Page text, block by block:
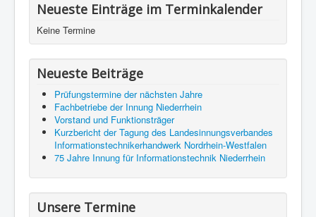
Neueste Einträge im Terminkalender
Keine Termine
Neueste Beiträge
Prüfungstermine der nächsten Jahre
Fachbetriebe der Innung Niederrhein
Vorstand und Funktionsträger
Kurzbericht der Tagung des Landesinnungsverbandes
Informationstechnikerhandwerk Nordrhein-Westfalen
75 Jahre Innung für Informationstechnik Niederrhein
Unsere Termine